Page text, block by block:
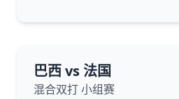
巴西 vs 法国
混合双打 小组赛